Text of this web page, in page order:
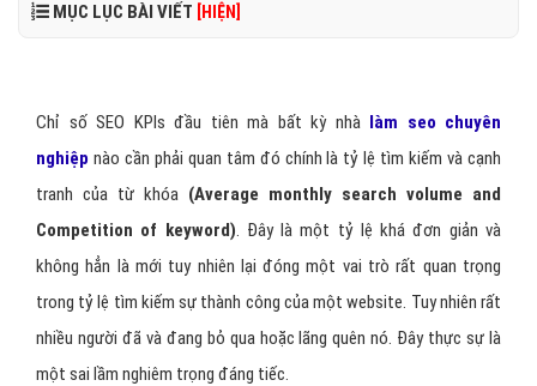
MỤC LỤC BÀI VIẾT [HIỆN]
Chỉ số SEO KPIs đầu tiên mà bất kỳ nhà làm seo chuyên
nghiệp nào cần phải quan tâm đó chính là tỷ lệ tìm kiếm và cạnh
tranh của từ khóa (Average monthly search volume and
Competition of keyword). Đây là một tỷ lệ khá đơn giản và
không hẳn là mới tuy nhiên lại đóng một vai trò rất quan trọng
trong tỷ lệ tìm kiếm sự thành công của một website. Tuy nhiên rất
nhiều người đã và đang bỏ qua hoặc lãng quên nó. Đây thực sự là
một sai lầm nghiêm trọng đáng tiếc.